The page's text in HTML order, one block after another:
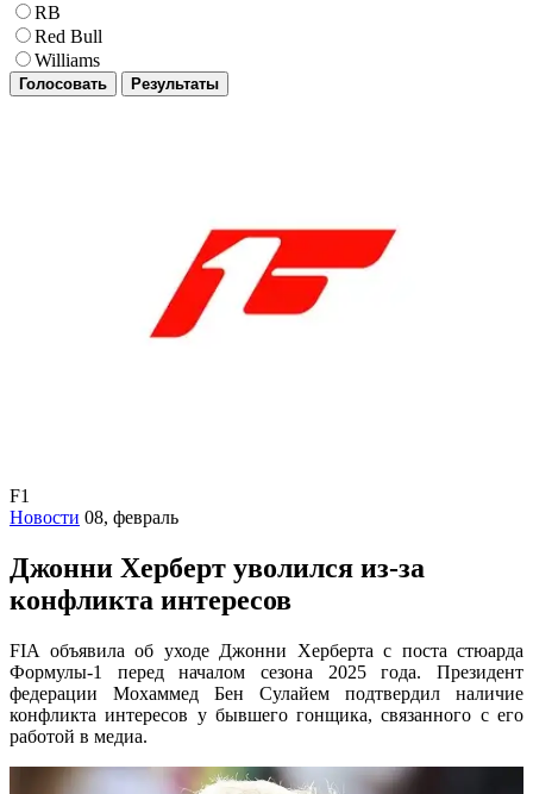
RB
Red Bull
Williams
Голосовать Результаты
F1
Новости 08, февраль
Джонни Херберт уволился из-за
конфликта интересов
FIA объявила об уходе Джонни Херберта с поста стюарда
Формулы-1 перед началом сезона 2025 года. Президент
федерации Мохаммед Бен Сулайем подтвердил наличие
конфликта интересов у бывшего гонщика, связанного с его
работой в медиа.